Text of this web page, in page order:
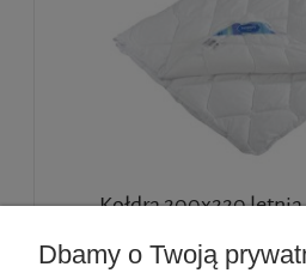
Kołdra 200x220
Dbamy o Twoją